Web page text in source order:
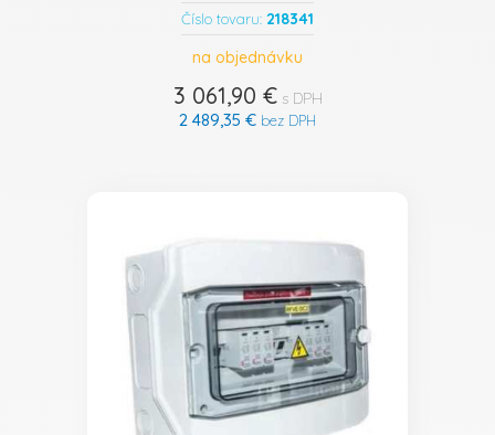
Číslo tovaru: 218341
na objednávku
3 061,90 €s DPH
2 489,35 € bez DPH